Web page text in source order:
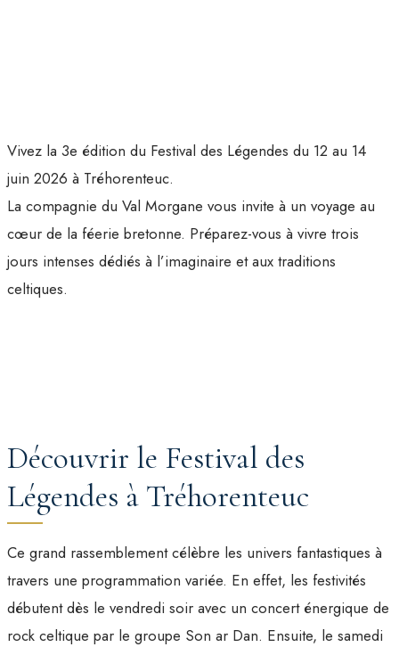
Vivez la 3e édition du Festival des Légendes du 12 au 14
juin 2026 à Tréhorenteuc.
La compagnie du Val Morgane vous invite à un voyage au
cœur de la féerie bretonne. Préparez-vous à vivre trois
jours intenses dédiés à l’imaginaire et aux traditions
celtiques.
Découvrir le Festival des
Légendes à Tréhorenteuc
Ce grand rassemblement célèbre les univers fantastiques à
travers une programmation variée. En effet, les festivités
débutent dès le vendredi soir avec un concert énergique de
rock celtique par le groupe Son ar Dan. Ensuite, le samedi